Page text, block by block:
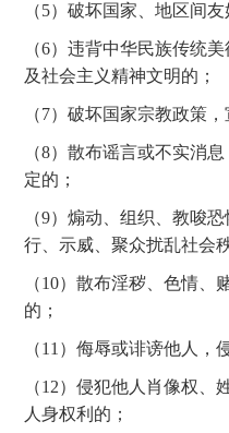
（5）破坏国家、地区间友
（6）违背中华民族传统
及社会主义精神文明的；
（7）破坏国家宗教政策
（8）散布谣言或不实消
定的；
（9）煽动、组织、教唆
行、示威、聚众扰乱社会
（10）散布淫秽、色情
的；
（11）侮辱或诽谤他人，
（12）侵犯他人肖像权
人身权利的；